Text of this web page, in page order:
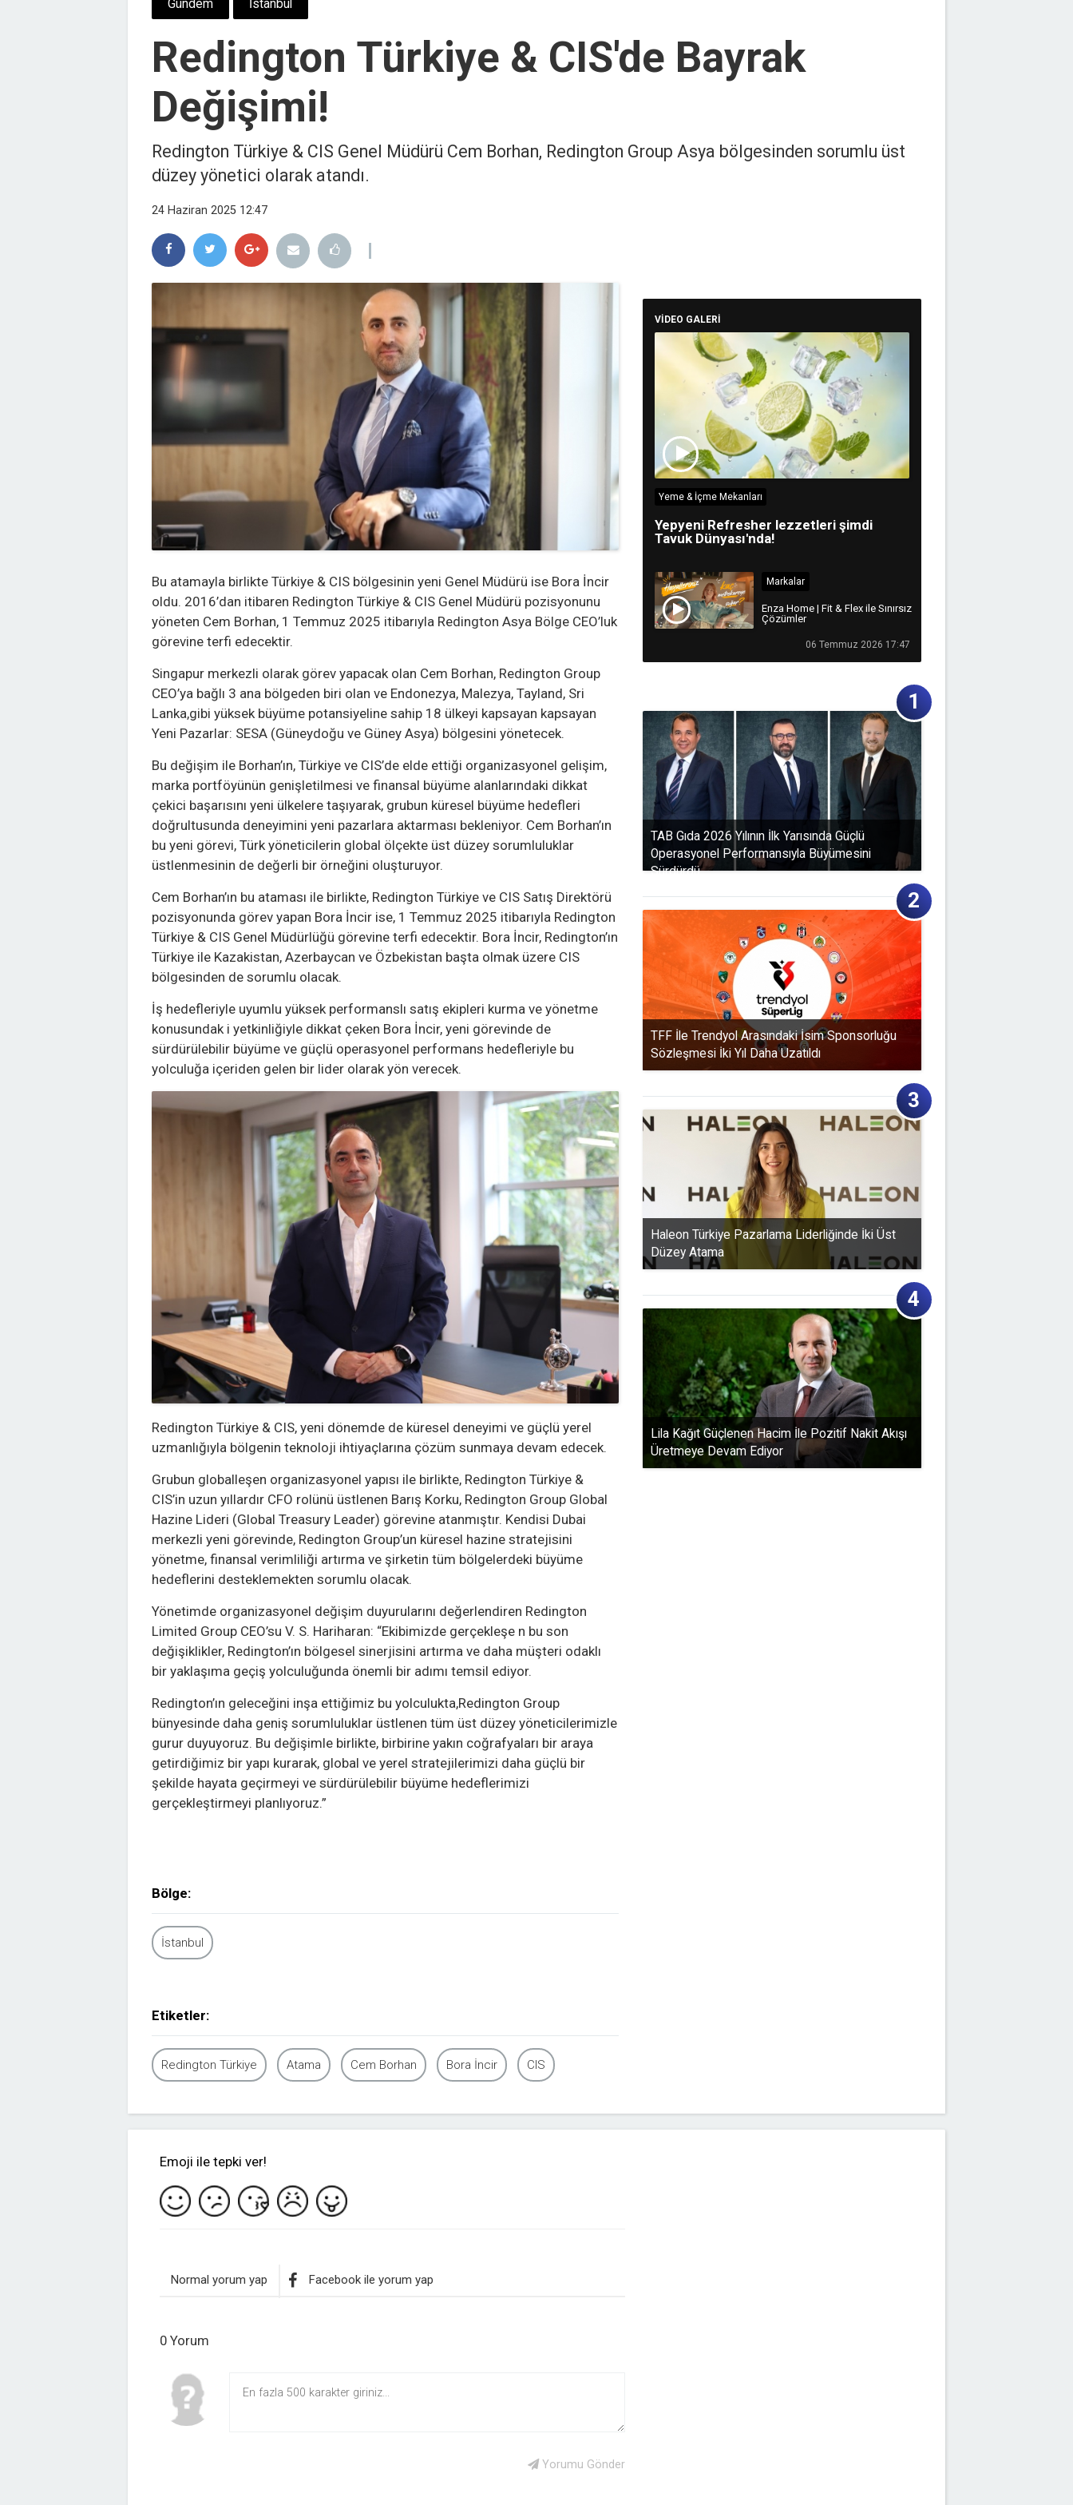
Gündem İstanbul
Redington Türkiye & CIS'de Bayrak
Değişimi!
Redington Türkiye & CIS Genel Müdürü Cem Borhan, Redington Group Asya bölgesinden sorumlu üst
düzey yönetici olarak atandı.
24 Haziran 2025 12:47
Bu atamayla birlikte Türkiye & CIS bölgesinin yeni Genel Müdürü ise Bora İncir
oldu. 2016’dan itibaren Redington Türkiye & CIS Genel Müdürü pozisyonunu
yöneten Cem Borhan, 1 Temmuz 2025 itibarıyla Redington Asya Bölge CEO’luk
görevine terfi edecektir.
Singapur merkezli olarak görev yapacak olan Cem Borhan, Redington Group
CEO’ya bağlı 3 ana bölgeden biri olan ve Endonezya, Malezya, Tayland, Sri
Lanka,gibi yüksek büyüme potansiyeline sahip 18 ülkeyi kapsayan kapsayan
Yeni Pazarlar: SESA (Güneydoğu ve Güney Asya) bölgesini yönetecek.
Bu değişim ile Borhan’ın, Türkiye ve CIS’de elde ettiği organizasyonel gelişim,
marka portföyünün genişletilmesi ve finansal büyüme alanlarındaki dikkat
çekici başarısını yeni ülkelere taşıyarak, grubun küresel büyüme hedefleri
doğrultusunda deneyimini yeni pazarlara aktarması bekleniyor. Cem Borhan’ın
bu yeni görevi, Türk yöneticilerin global ölçekte üst düzey sorumluluklar
üstlenmesinin de değerli bir örneğini oluşturuyor.
Cem Borhan’ın bu ataması ile birlikte, Redington Türkiye ve CIS Satış Direktörü
pozisyonunda görev yapan Bora İncir ise, 1 Temmuz 2025 itibarıyla Redington
Türkiye & CIS Genel Müdürlüğü görevine terfi edecektir. Bora İncir, Redington’ın
Türkiye ile Kazakistan, Azerbaycan ve Özbekistan başta olmak üzere CIS
bölgesinden de sorumlu olacak.
İş hedefleriyle uyumlu yüksek performanslı satış ekipleri kurma ve yönetme
konusundak i yetkinliğiyle dikkat çeken Bora İncir, yeni görevinde de
sürdürülebilir büyüme ve güçlü operasyonel performans hedefleriyle bu
yolculuğa içeriden gelen bir lider olarak yön verecek.
Redington Türkiye & CIS, yeni dönemde de küresel deneyimi ve güçlü yerel
uzmanlığıyla bölgenin teknoloji ihtiyaçlarına çözüm sunmaya devam edecek.
Grubun globalleşen organizasyonel yapısı ile birlikte, Redington Türkiye &
CIS’in uzun yıllardır CFO rolünü üstlenen Barış Korku, Redington Group Global
Hazine Lideri (Global Treasury Leader) görevine atanmıştır. Kendisi Dubai
merkezli yeni görevinde, Redington Group’un küresel hazine stratejisini
yönetme, finansal verimliliği artırma ve şirketin tüm bölgelerdeki büyüme
hedeflerini desteklemekten sorumlu olacak.
Yönetimde organizasyonel değişim duyurularını değerlendiren Redington
Limited Group CEO’su V. S. Hariharan: “Ekibimizde gerçekleşe n bu son
değişiklikler, Redington’ın bölgesel sinerjisini artırma ve daha müşteri odaklı
bir yaklaşıma geçiş yolculuğunda önemli bir adımı temsil ediyor.
Redington’ın geleceğini inşa ettiğimiz bu yolculukta,Redington Group
bünyesinde daha geniş sorumluluklar üstlenen tüm üst düzey yöneticilerimizle
gurur duyuyoruz. Bu değişimle birlikte, birbirine yakın coğrafyaları bir araya
getirdiğimiz bir yapı kurarak, global ve yerel stratejilerimizi daha güçlü bir
şekilde hayata geçirmeyi ve sürdürülebilir büyüme hedeflerimizi
gerçekleştirmeyi planlıyoruz.”
Bölge:
İstanbul
Etiketler:
Redington Türkiye Atama Cem Borhan Bora İncir CIS
VİDEO GALERİ
Yeme & İçme Mekanları
Yepyeni Refresher lezzetleri şimdi
Tavuk Dünyası'nda!
Markalar
Enza Home | Fit & Flex ile Sınırsız
Çözümler
06 Temmuz 2026 17:47
TAB Gıda 2026 Yılının İlk Yarısında Güçlü
Operasyonel Performansıyla Büyümesini
Sürdürdü
TFF İle Trendyol Arasındaki İsim Sponsorluğu
Sözleşmesi İki Yıl Daha Uzatıldı
Haleon Türkiye Pazarlama Liderliğinde İki Üst
Düzey Atama
Lila Kağıt Güçlenen Hacim İle Pozitif Nakit Akışı
Üretmeye Devam Ediyor
Emoji ile tepki ver!
Normal yorum yap Facebook ile yorum yap
0 Yorum
Yorumu Gönder